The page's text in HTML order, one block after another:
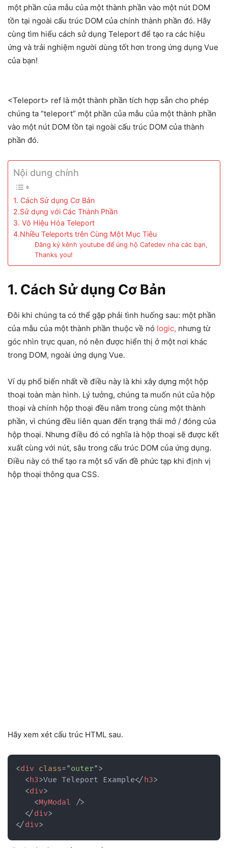
một phần của mẫu của một thành phần vào một nút DOM
tồn tại ngoài cấu trúc DOM của chính thành phần đó. Hãy
cùng tìm hiểu cách sử dụng Teleport để tạo ra các hiệu
ứng và trải nghiệm người dùng tốt hơn trong ứng dụng Vue
của bạn!
<Teleport> ref là một thành phần tích hợp sẵn cho phép
chúng ta “teleport” một phần của mẫu của một thành phần
vào một nút DOM tồn tại ngoài cấu trúc DOM của thành
phần đó.
Nội dung chính
1. Cách Sử dụng Cơ Bản
2.Sử dụng với Các Thành Phần
3. Vô Hiệu Hóa Teleport
4.Nhiều Teleports trên Cùng Một Mục Tiêu
Đăng ký kênh youtube để ủng hộ Cafedev nha các bạn,
Thanks you!
1. Cách Sử dụng Cơ Bản
Đôi khi chúng ta có thể gặp phải tình huống sau: một phần
của mẫu của một thành phần thuộc về nó logic, nhưng từ
góc nhìn trực quan, nó nên được hiển thị ở một nơi khác
trong DOM, ngoài ứng dụng Vue.
Ví dụ phổ biến nhất về điều này là khi xây dựng một hộp
thoại toàn màn hình. Lý tưởng, chúng ta muốn nút của hộp
thoại và chính hộp thoại đều nằm trong cùng một thành
phần, vì chúng đều liên quan đến trạng thái mở / đóng của
hộp thoại. Nhưng điều đó có nghĩa là hộp thoại sẽ được kết
xuất cùng với nút, sâu trong cấu trúc DOM của ứng dụng.
Điều này có thể tạo ra một số vấn đề phức tạp khi định vị
hộp thoại thông qua CSS.
Hãy xem xét cấu trúc HTML sau.
<div class="outer">
<h3>Vue Teleport Example</h3>
<div>
<MyModal
/>
</div>
</div>